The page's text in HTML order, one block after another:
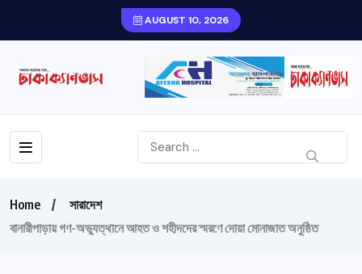
AUGUST 10, 2026
Home
সারাদেশ
বানারীপাড়ায় গণ-অভ্যুত্থানে আহত ও শহীদদের স্মরণে দোয়া মোনাজাত অনুষ্ঠিত